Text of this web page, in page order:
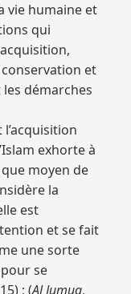
vie humaine et
qui
et
démarches
exhorte à
moyen de
la
est
et se fait
une sorte
se
; (Al Jumua,